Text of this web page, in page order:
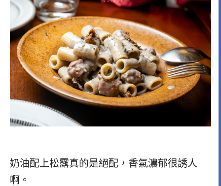
奶油配上松露真的是絕配，香氣濃郁很誘人
啊。